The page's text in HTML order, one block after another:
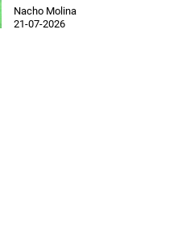
Nacho Molina
21-07-2026